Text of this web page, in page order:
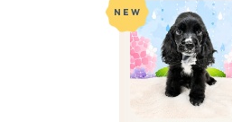
NEW